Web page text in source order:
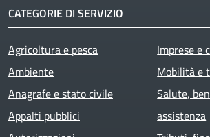
CATEGORIE DI SERVIZIO
Agricoltura e pesca
Ambiente
Anagrafe e stato civile
Appalti pubblici
Imprese e
Mobilità e
Salute,
assistenza